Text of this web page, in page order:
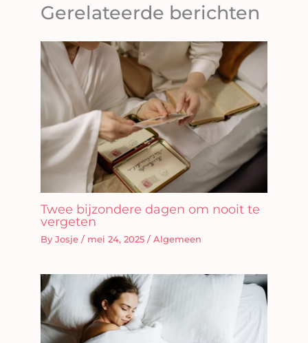
Gerelateerde berichten
Twee bijzondere dagen om nooit te
vergeten
By Josje / mei 24, 2025 / Algemeen